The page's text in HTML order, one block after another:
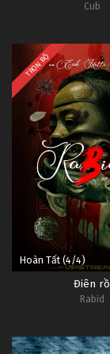
Cub
TRỌN BỘ
Hoàn Tất (4/4)
Điên rồ
Rabid